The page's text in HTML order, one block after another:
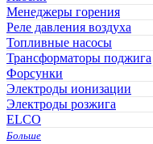
Менеджеры горения
Реле давления воздуха
Топливные насосы
Трансформаторы поджига
Форсунки
Электроды ионизации
Электроды розжига
ELCO
Больше